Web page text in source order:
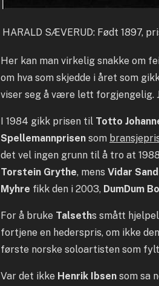
HARALD SÆVERUD: Født 1897,
Her kan man virkelig snakke om
om hva som skjedde i året som
viser seg å være lett forgjengelig.
I 1984 gikk prisen til Totto
Spellemannprisen som
det vel ingen grunn til å tro at
Torstein Grythe, mens Vidar
Myhre fikk den i 2003, DumDum
For å bruke Talseths smått
fortjene en hederspris, om ikke
første norske soloartisten som
Var det ikke Henrik Ibsen som sa